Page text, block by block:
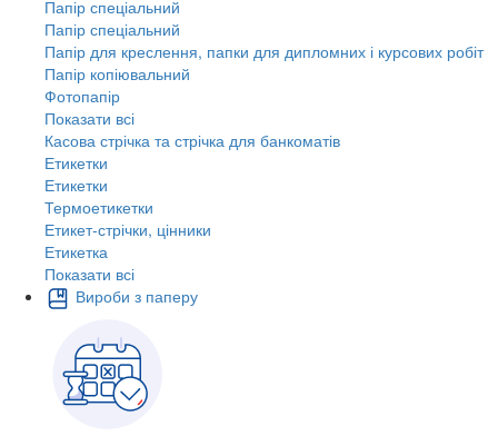
Папір спеціальний
Папір спеціальний
Папір для креслення, папки для дипломних і курсових робіт
Папір копіювальний
Фотопапір
Показати всі
Касова стрічка та стрічка для банкоматів
Етикетки
Етикетки
Термоетикетки
Етикет-стрічки, цінники
Етикетка
Показати всі
Вироби з паперу